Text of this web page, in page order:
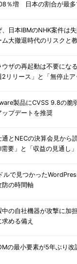
％増 日本の割合が最多
、日本IBMのNHK案件は
ム大撤退時代のリスクと
ウザの再起動は不要に
2リリース」と「無停止ア
製品にCVSS 9.8の
ップデートを推奨
通とNECの決算会見から
需要」と「収益の見通し」
ルで見つかった
防の時間軸
中の自社機器が攻撃に加
求める備え
の最小要素が5年ぶり